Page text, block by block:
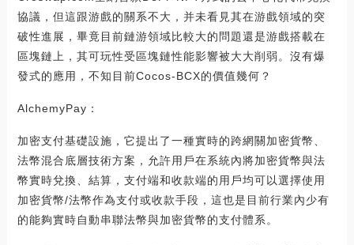
協議，但這跟游戲的關系不大，并未看見其在游戲領域的突
破性進展，畢竟目前鏈游領域比較大的問題還是游戲搭載在
區塊鏈上，其可玩性受區塊鏈性能影響被大大削弱。沒有爆
發式的應用，不知目前Cocos-BCX的價值幾何？
AlchemyPay：
加密支付基礎設施，它提出了一種實時的跨網關加密貨幣、
法幣混合底層技術方案，允許用戶在系統內將加密貨幣與法
幣實時兌換、結算，支付端和收款端的用戶均可以選擇使用
加密貨幣/法幣作為支付或收款手段，這也是目前行業內少有
的能夠實時自動串聯法幣與加密貨幣的支付體系。